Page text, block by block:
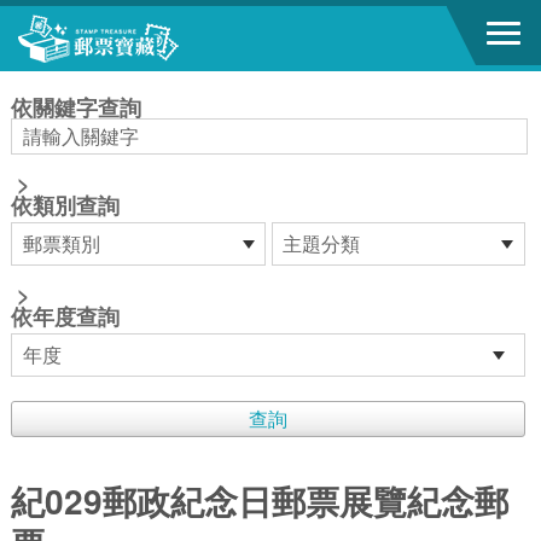
跳到主要內容區塊
依關鍵字查詢
>
依類別查詢
>
依年度查詢
紀029郵政紀念日郵票展覽紀念郵